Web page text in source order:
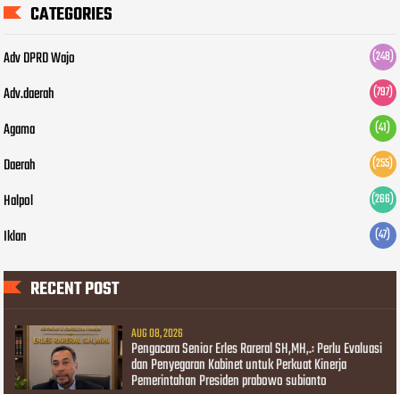
CATEGORIES
Adv DPRD Wajo (248)
Adv.daerah (797)
Agama (41)
Daerah (255)
Halpol (266)
Iklan (47)
RECENT POST
AUG 08, 2026
Pengacara Senior Erles Rareral SH,MH,.: Perlu Evaluasi
dan Penyegaran Kabinet untuk Perkuat Kinerja
Pemerintahan Presiden prabowo subianto